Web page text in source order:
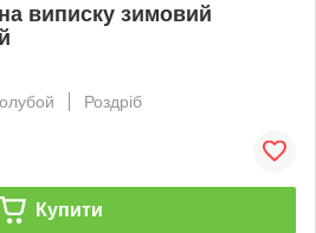
виписку зимовий
Роздріб
Купити